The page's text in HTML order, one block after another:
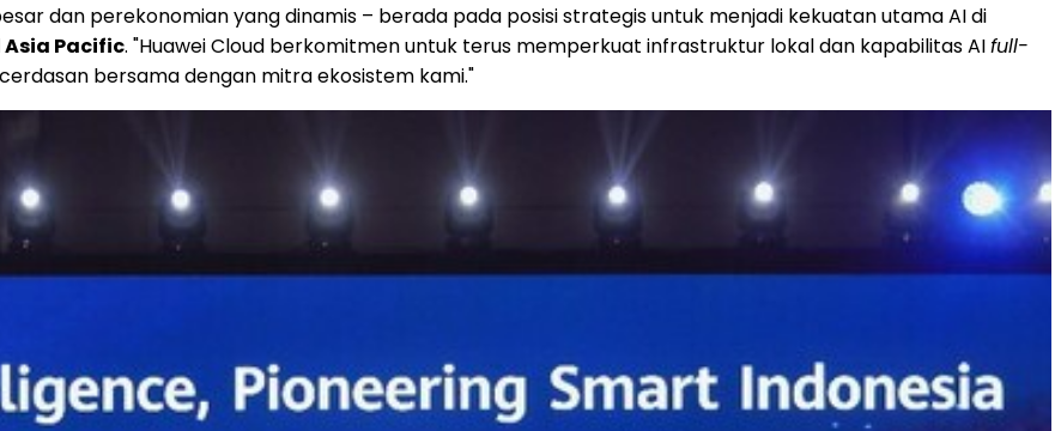
dan perekonomian yang dinamis – berada pada posisi strategis untuk menjadi kekuatan utamaAI di
Asia Pacific. "Huawei Cloud berkomitmen untuk terus memperkuat infrastruktur lokal dan kapabilitas AIfull-
bersama dengan mitra ekosistem kami."